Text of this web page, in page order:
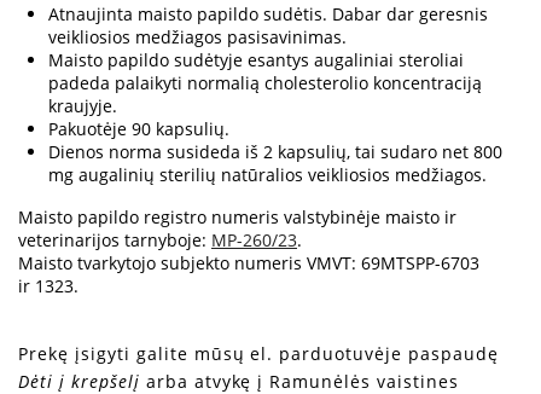
Atnaujinta maisto papildo sudėtis. Dabar dar geresnis
veikliosios medžiagos pasisavinimas.
Maisto papildo sudėtyje esantys augaliniai steroliai
padeda palaikyti normalią cholesterolio koncentraciją
kraujyje.
Pakuotėje 90 kapsulių.
Dienos norma susideda iš 2 kapsulių, tai sudaro net 800
mg augalinių sterilių natūralios veikliosios medžiagos.
Maisto papildo registro numeris valstybinėje maisto ir
veterinarijos tarnyboje: MP-260/23.
Maisto tvarkytojo subjekto numeris VMVT: 69MTSPP-6703
ir 1323.
Prekę įsigyti galite mūsų el. parduotuvėje paspaudę
Dėti į krepšelį arba atvykę į Ramunėlės vaistines